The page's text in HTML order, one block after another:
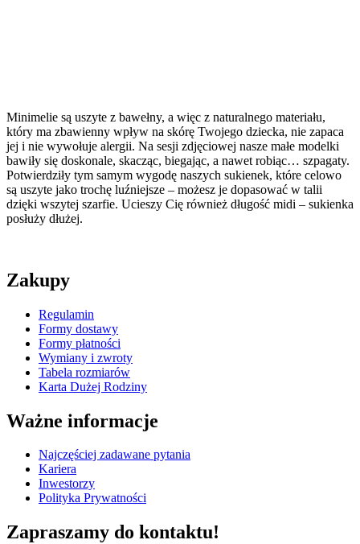
Minimelie są uszyte z bawełny, a więc z naturalnego materiału,
który ma zbawienny wpływ na skórę Twojego dziecka, nie zapaca
jej i nie wywołuje alergii. Na sesji zdjęciowej nasze małe modelki
bawiły się doskonale, skacząc, biegając, a nawet robiąc… szpagaty.
Potwierdziły tym samym wygodę naszych sukienek, które celowo
są uszyte jako trochę luźniejsze – możesz je dopasować w talii
dzięki wszytej szarfie. Ucieszy Cię również długość midi – sukienka
posłuży dłużej.
Zakupy
Regulamin
Formy dostawy
Formy płatności
Wymiany i zwroty
Tabela rozmiarów
Karta Dużej Rodziny
Ważne informacje
Najczęściej zadawane pytania
Kariera
Inwestorzy
Polityka Prywatności
Zapraszamy do kontaktu!